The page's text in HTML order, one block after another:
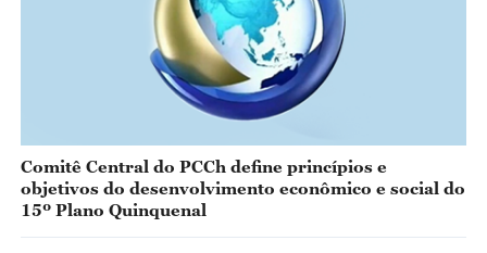
Comitê Central do PCCh define princípios e
objetivos do desenvolvimento econômico e social do
15º Plano Quinquenal